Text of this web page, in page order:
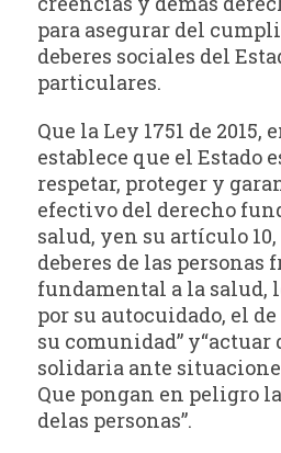
para asegurar del
deberes sociales del
particulares.
Que la Ley 1751 de 2015,
establece que el Estado
respetar, proteger y
efectivo del derecho
salud, yen su artículo
deberes de las personas
fundamental a la salud,
por su autocuidado, el
su comunidad” y“actuar
solidaria ante
Que pongan en peligro
delas personas”.